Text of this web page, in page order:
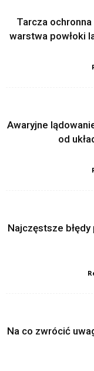
Tarcza
warstwa powłoki
Awaryjne
od
Najczęstsze
Na co zwrócić